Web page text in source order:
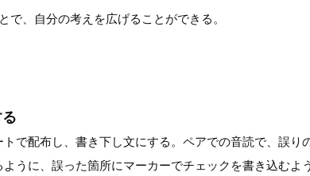
で、自分の考えを広げることができる。
で配布し、書き下し文にする。ペアでの音読で、誤り
うに、誤った箇所にマーカーでチェックを書き込むよ